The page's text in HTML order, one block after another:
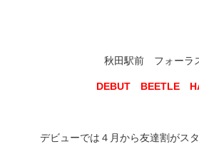
秋田駅前 フォーラ
DEBUT BEETLE
デビューでは４月から友達割がス